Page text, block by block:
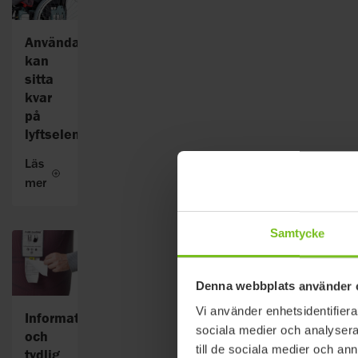
Samtycke
Denna webbplats använder
Vi använder
sociala medier och
till de sociala medier och
Användaren
kan
sitta
kvar
på
lyftselen
Läs
mer
Informativ
och